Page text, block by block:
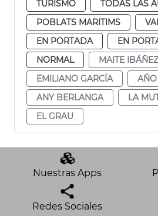
TURISMO
TODAS LAS
POBLATS MARITIMS
EN PORTADA
EN
NORMAL
MAITE IBÁÑEZ
EMILIANO GARCÍA
ANY BERLANGA
LA
EL GRAU
Nuestras Apps
Redes Sociales